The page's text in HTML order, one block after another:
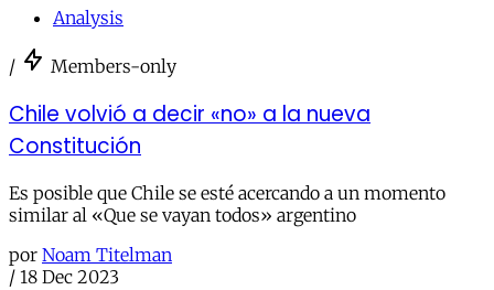
Analysis
/ Members-only
Chile volvió a decir «no» a la nueva
Constitución
Es posible que Chile se esté acercando a un momento
similar al «Que se vayan todos» argentino
por Noam Titelman
/ 18 Dec 2023